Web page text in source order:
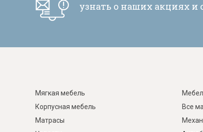
узнать о наших акциях
Мягкая мебель
Корпусная мебель
Матрасы
Все